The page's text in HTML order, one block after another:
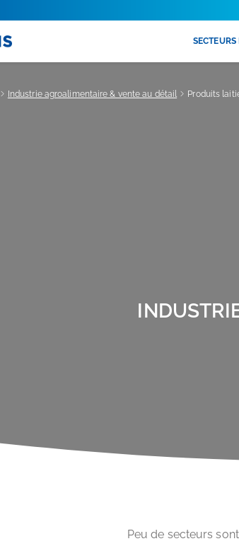
SECTEURS
Industrie agroalimentaire & vente au détail Produits
Peu de secteurs